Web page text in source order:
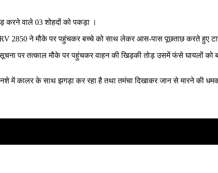
वाले 03 शोहदों को पकड़ा ।
PRV 2850 ने मौके पर पहुंचकर बच्चे को साथ लेकर आस-पास पूछताछ करते हुए
पर तत्काल मौके पर पहुंचकर वाहन की खिड़की तोड़ उसमें फंसे घायलों को
में कालर के साथ झगड़ा कर रहा है तथा तमंचा दिखाकर जान से मारने की